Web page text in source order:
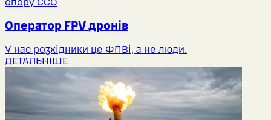
Оператор FPV дронів
У нас розхідники це ФПВі, а не люди.
ДЕТАЛЬНІШЕ